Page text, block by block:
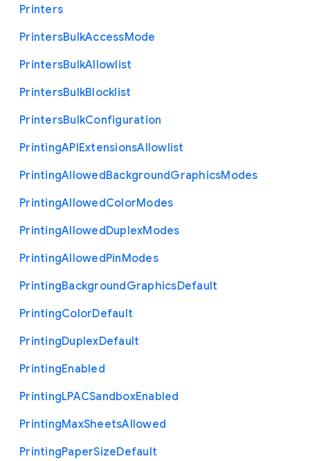
Printers
PrintersBulkAccessMode
PrintersBulkAllowlist
PrintersBulkBlocklist
PrintersBulkConfiguration
PrintingAPIExtensionsAllowlist
PrintingAllowedBackgroundGraphicsModes
PrintingAllowedColorModes
PrintingAllowedDuplexModes
PrintingAllowedPinModes
PrintingBackgroundGraphicsDefault
PrintingColorDefault
PrintingDuplexDefault
PrintingEnabled
PrintingLPACSandboxEnabled
PrintingMaxSheetsAllowed
PrintingPaperSizeDefault